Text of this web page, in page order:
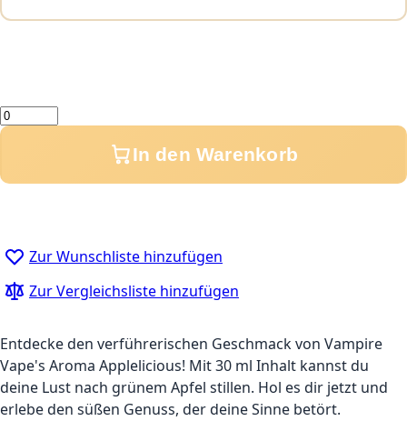
Menge
In den Warenkorb
Zur Wunschliste hinzufügen
Zur Vergleichsliste hinzufügen
Entdecke den verführerischen Geschmack von Vampire
Vape's Aroma Applelicious! Mit 30 ml Inhalt kannst du
deine Lust nach grünem Apfel stillen. Hol es dir jetzt und
erlebe den süßen Genuss, der deine Sinne betört.